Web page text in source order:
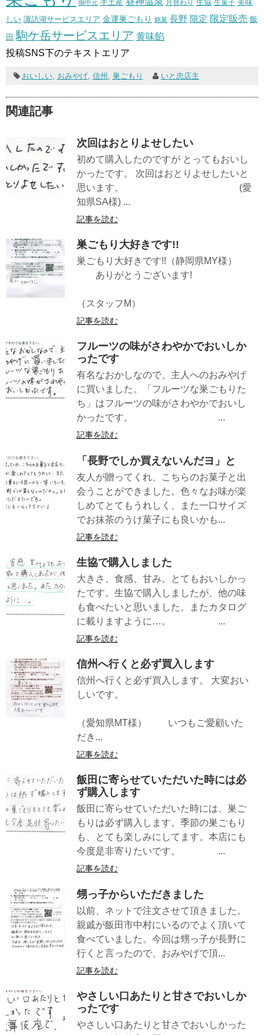
御中元 手土産 月替わり 生協 生菓子 美味
しい 諏訪湖サービスエリア 金運巣ごもり 銘菓 長野 限定 限定販売 飯
田 駒ケ岳サービスエリア 黄味餡
投稿SNS下のテキストエリア
おいしい, おみやげ, 信州 巣ごもり いと忠店主
関連記事
次回はおとりよせしたい
初めて購入したのですが とってもおいし
かったです。 次回はおとりよせしたいと
思います。 (愛
知県SA様) ...
記事を読む
巣ごもり大好きです!!
巣ごもり大好きです!!（静岡県MY様）
ありがとうございます!
（スタッフM）
記事を読む
フルーツの味がさわやかでおいしか
ったです
有名なおかしなので、主人へのおみやげ
に買いました。「フルーツな巣ごもりた
ち」はフルーツの味がさわやかでおいし
かったです。 ...
記事を読む
「長野でしか買えないんだヨ」と
友人が贈ってくれ、こちらのお菓子と出
会うことができました。色々なお味が楽
しめてとてもうれしく、また一口サイズ
でお抹茶のうけ菓子にも良いかも...
記事を読む
生協で購入しました
大きさ、食感、甘み。とてもおいしかっ
たです。生協で購入しましたが、他の味
も食べたいと思いました。またカタログ
に載りますように…。 ...
記事を読む
信州へ行くと必ず買入します
信州へ行くと必ず買入します。 大変おい
しいです。
（愛知県MT様） いつもご愛顧いた
だき...
記事を読む
飯田に寄らせていただいた時には必
ず購入します
飯田に寄らせていただいた時には、巣ご
もりは必ず購入します。季節の巣ごもり
も、とても楽しみにしてます。本店にも
今度是非寄りたいです。 ...
記事を読む
甥っ子からいただきました
以前、ネットで注文させて頂きました。
親戚が飯田市中村にいるのでよく頂いて
食べていました。今回は甥っ子が長野に
行くと言ったので、おみやげで頂...
記事を読む
やさしい口あたりと甘さでおいしか
ったです
やさしい口あたりと甘さでおいしかった